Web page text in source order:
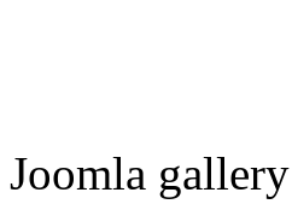
Joomla